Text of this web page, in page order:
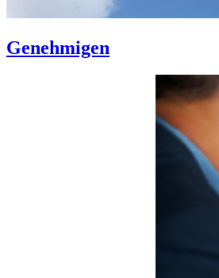
Genehmigen